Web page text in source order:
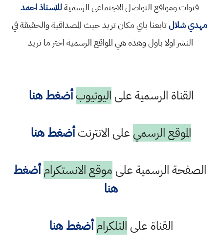
قنوات ومواقع التواصل الاجتماعي الرسميةللاستاذ احمد
مهدي شلالتابعنا باي مكان تريد حيث المصداقية والحقيقة في
النشر اولا باول وهذه هي المواقع الرسمية اختر ما تريد
القناة الرسمية على اليوتيوب أضغط هنا
الموقع الرسمي على الانترنتأضغط هنا
الصفحة الرسمية على موقع الانستكرام أضغط
هنا
القناة على التلكرام أضغط هنا